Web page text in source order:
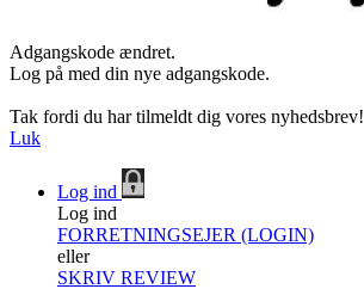
Adgangskode ændret.
Log på med din nye adgangskode.
Tak fordi du har tilmeldt dig vores nyhedsbrev!
Luk
Log ind
Log ind
FORRETNINGSEJER (LOGIN)
eller
SKRIV REVIEW